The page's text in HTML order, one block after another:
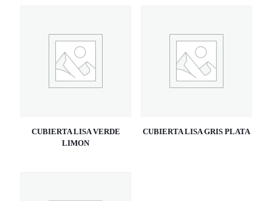
CUBIERTA LISA VERDE
LIMON
CUBIERTA LISA GRIS PLATA